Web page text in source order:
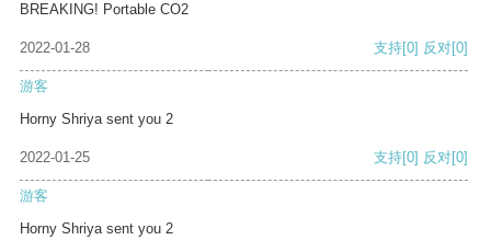
BREAKING! Portable CO2
2022-01-28 支持[0] 反对[0]
游客
Horny Shriya sent you 2
2022-01-25 支持[0] 反对[0]
游客
Horny Shriya sent you 2